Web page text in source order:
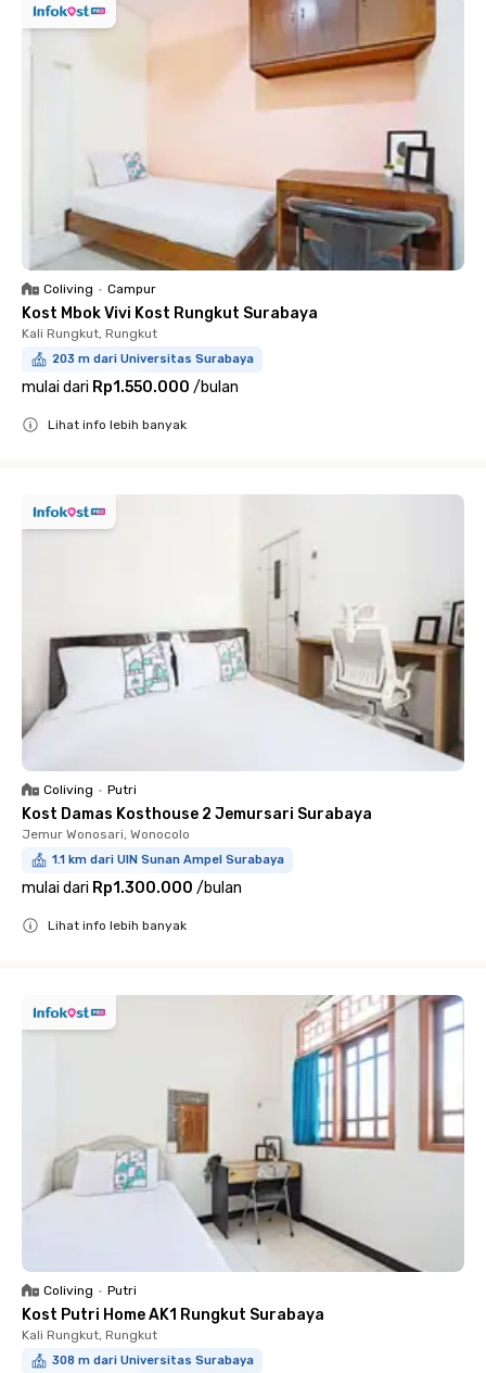
Coliving • Campur
Kost Mbok Vivi Kost Rungkut Surabaya
Kali Rungkut, Rungkut
203 m dari Universitas Surabaya
mulai dari Rp1.550.000 /bulan
Lihat info lebih banyak
Coliving • Putri
Kost Damas Kosthouse 2 Jemursari Surabaya
Jemur Wonosari, Wonocolo
1.1 km dari UIN Sunan Ampel Surabaya
mulai dari Rp1.300.000 /bulan
Lihat info lebih banyak
Coliving • Putri
Kost Putri Home AK1 Rungkut Surabaya
Kali Rungkut, Rungkut
308 m dari Universitas Surabaya